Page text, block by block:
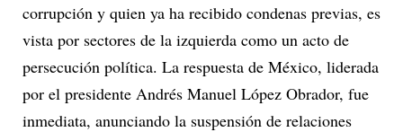
corrupción y quien ya ha recibido condenas previas, es
vista por sectores de la izquierda como un acto de
persecución política. La respuesta de México, liderada
por el presidente Andrés Manuel López Obrador, fue
inmediata, anunciando la suspensión de relaciones